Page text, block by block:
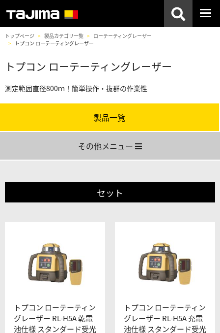
トップページ 製品カテゴリ一覧
ローテーティングレーザー
トプコン ローテーティングレーザー
トプコン ローテーティングレーザー
測定範囲直径800ｍ！簡単操作・抜群の作業性
製品一覧
その他メニュー
セット
トプコン ローテーティン
グレーザー RL-H5A 乾電
池仕様 スタンダード受光
トプコン ローテーティン
グレーザー RL-H5A 充電
池仕様 スタンダード受光